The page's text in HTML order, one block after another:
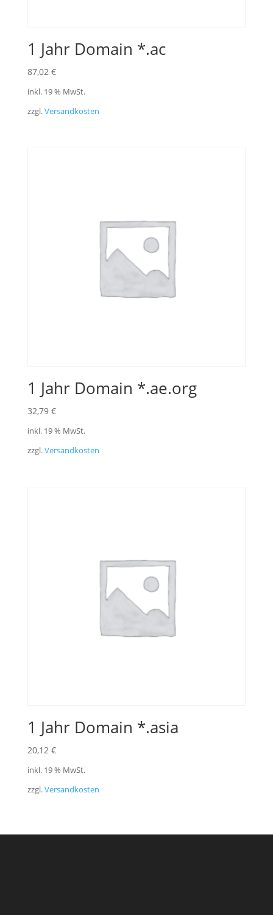
1 Jahr Domain *.ac
87,02 €
inkl. 19 % MwSt.
zzgl.Versandkosten
1 Jahr Domain *.ae.org
32,79 €
inkl. 19 % MwSt.
zzgl.Versandkosten
1 Jahr Domain *.asia
20,12 €
inkl. 19 % MwSt.
zzgl.Versandkosten